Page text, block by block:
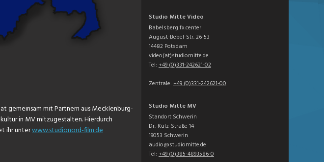
gemeinsam mit Partnern aus Mecklenburg-
in MV mitzugestalten. Hierdurch
ihr unterwww.studionord-film.de
Studio Mitte Video
Babelsberg fx.center
August-Bebel-Str. 26-53
14482 Potsdam
video(at)studiomitte.de
Tel: +49 (0)331-242621-02
Zentrale: +49 (0)331-242621-00
Studio Mitte MV
Standort Schwerin
Dr.-Külz-Straße 14
19053 Schwerin
audio@studiomitte.de
Tel: +49 (0)385-4893586-0